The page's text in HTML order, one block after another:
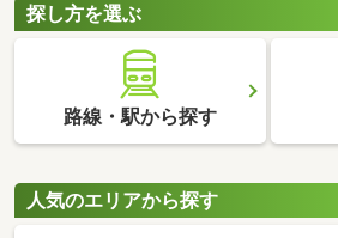
探し方を選ぶ
路線・駅から探す
人気のエリアから探す